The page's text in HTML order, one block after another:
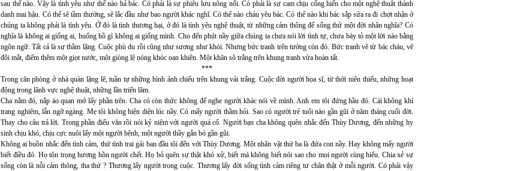
sau thế nào. Vậy là tình yêu như thế nào hả bác. Có phải là sự phiêu lưu nông nổi. Có phải là sự cam chịu cống hiến cho một nghệ thuât thành
danh mai hậu. Có thể sẽ tầm thường, sẽ lắc đầu như bao người khác nghĩ. Có thể nào cháu yêu bác. Có thể nào khi bác sắp sửa ra đi chợt nhận ở
chúng ta không phải là tình yêu. Ở đó là tình thương hại, ở đó là tình yêu nghệ thuật, từ những cảm thông để sống thử một đời nhân nghĩa? Có
nghĩa là không ai giống ai, huống hồ gì không ai giống mình. Cho đến phút nầy giữa chúng ta chưa nói lời tình tự, chưa bày tỏ một lời nào bằng
ngôn ngữ. Tất cả là sự thầm lặng. Cuộc phù du rồi cũng như sương như khói. Nhưng bức tranh trên tường còn đó. Bức tranh vẽ từ bác cháu, vẽ
đôi mắt, điểm thêm một giọt nước, một giòng lệ nóng khóc oan khiên. Một khăn sô trắng trên khung tranh vừa hoàn tất.
***
Trong căn phòng ở nhà quàn lặng lẽ, tuần tự những hình ảnh chiếu trên khung vải trắng. Cuộc đời người họa sĩ, từ thời niên thiếu, những hoạt
động trong lãnh vực nghệ thuật, những lần triển lãm.
Cha nằm đó, nắp áo quan mở lấy phần trên. Cha có còn thức không để nghe người khác nói về mình. Anh em tôi đứng hầu đó. Cái không khí
trang nghiêm, lẫn ngỡ ngàng. Mẹ tôi không hiện diện lúc nầy. Có mấy người thầm hỏi. Sao có người trẻ tuổi nào gần gũi ở năm tháng cuối đời.
Thay cho câu trả lời. Trong phần điếu văn rồi nói kỷ niệm với người quá cố. Người bạn cha không quên nhắc đến Thùy Dương, đến những hy
sinh chịu khó, chịu cực nuôi lấy một người bệnh, một người thầy gắn bó gần gũi.
Không ai buồn nhắc đến tình cảm, thứ tình trai gái ban đầu tôi đến với Thùy Dương. Một nhân vật thứ ba là đứa con nầy. Hay không mấy người
biết điều đó. Họ tôn trọng hương hồn người chết. Họ bỏ quên sự thật khó xử, biết mà không biết nói sao cho mọi người cùng hiểu. Chia xẻ sự
sống còn là nỗi cảm thông, tha thứ ? Thương lấy người trong cuộc. Thương lấy đời sống tình cảm riêng tư chân thật ở mỗi người. Có phải vậy